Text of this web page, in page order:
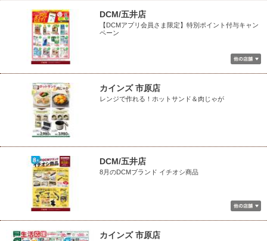
DCM/五井店
【DCMアプリ会員さま限定】特別ポイント付与キャン
ペーン
カインズ 市原店
レンジで作れる！ホットサンド＆肉じゃが
DCM/五井店
8月のDCMブランド イチオシ商品
カインズ 市原店